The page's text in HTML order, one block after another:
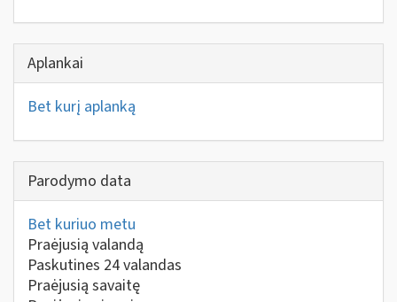
Aplankai
Bet kurį aplanką
Parodymo data
Bet kuriuo metu
Praėjusią valandą
Paskutines 24 valandas
Praėjusią savaitę